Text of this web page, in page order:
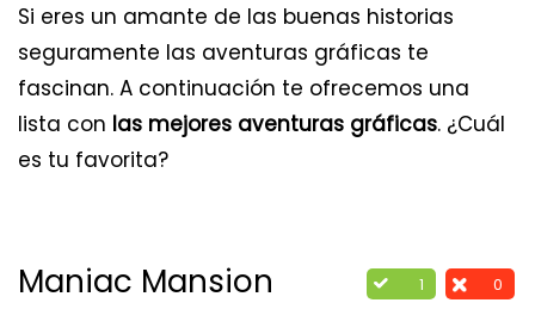
Si eres un amante de las buenas historias
seguramente las aventuras gráficas te
fascinan. A continuación te ofrecemos una
lista con las mejores aventuras gráficas. ¿Cuál
es tu favorita?
1 0
Maniac Mansion